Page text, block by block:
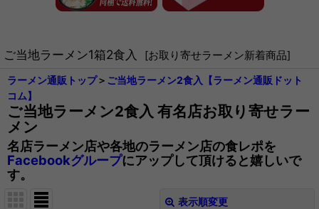
ご当地ラーメン1箱2食入 [お取り寄せラーメン新着商品]
ラーメン通販トップ＞ ご当地ラーメン2食入【ラーメン通販ドット
コム】
ご当地ラーメン2食入 有名店お取り寄せラー
メン
名店ラーメン店や各地のラーメン店の食レポを
Facebookグループにアップして頂けると嬉しいで
す。
表示順変更